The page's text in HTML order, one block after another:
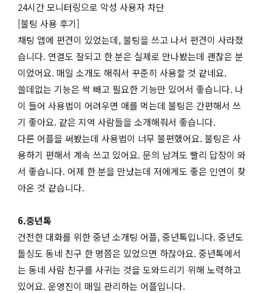
24시간 모니터링으로 악성 사용자 차단
[불팅 사용 후기]
채팅 앱에 편견이 있었는데, 불팅을 쓰고 나서 편견이 사라졌
습니다. 연결도 잘되고 한 분은 실제로 만나봤는데 괜찮은 분
이었어요. 매일 소개도 해줘서 꾸준히 사용할 것 같네요.
쓸데없는 기능은 싹 빼고 필요한 기능만 있어서 좋습니다. 나
이 들어 사용법이 어려우면 애를 먹는데 불팅은 간편해서 쓰
기 좋아요. 같은 지역 사람들을 소개해줘서 좋습니다.
다른 어플을 써봤는데 사용법이 너무 불편했어요. 불팅은 사
용하기 편해서 계속 쓰고 있어요. 문의 남겨도 빨리 답장이 와
서 좋습니다. 어제 한 분을 만났는데 저에게도 좋은 인연이 찾
아온 것 같습니다.
6.중년톡
건전한 대화를 위한 중년 소개팅 어플, 중년톡입니다. 중년도
돌싱도 동네 친구 한 명쯤은 있었으면 하잖아요. 중년톡에서
는 동네 사람 친구를 사귀는 것을 도와드리기 위해 노력하고
있어요. 운영진이 매일 관리하는 어플입니다.